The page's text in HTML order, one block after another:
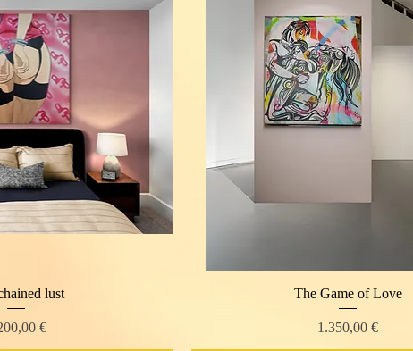
lust
€
Schnellansicht
The Game of Love
Preis
1.350,00 €